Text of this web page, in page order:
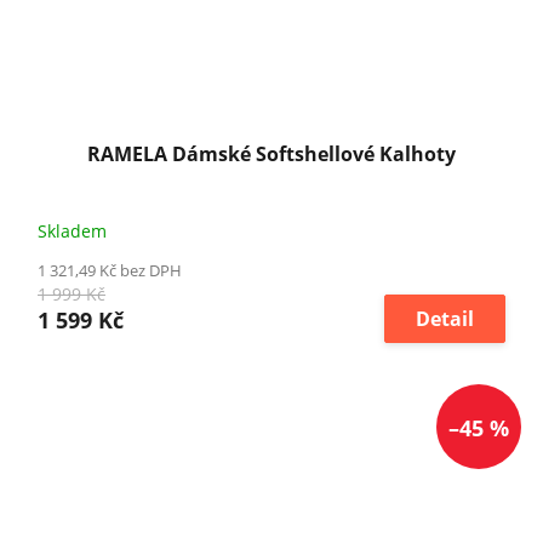
RAMELA Dámské Softshellové Kalhoty
Skladem
1 321,49 Kč bez DPH
1 999 Kč
1 599 Kč Detail
–45 %